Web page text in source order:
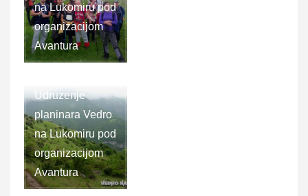
na Lukomiru pod
organizacijom
Avantura
Udruzenje
planinara Vedro
na Lukomiru pod
organizacijom
Avantura